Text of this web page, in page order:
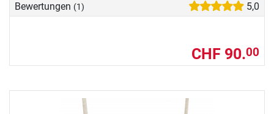
Bewertungen (1) 5,0
CHF 90.00